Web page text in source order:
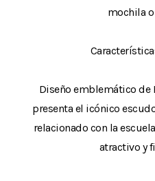
mochila
Diseño emblemático de
presenta el icónico
relacionado con la
atractivo y